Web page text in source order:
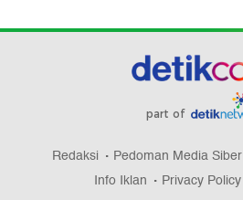
part of
Redaksi Pedoman Media Siber
Info Iklan
Privacy Policy